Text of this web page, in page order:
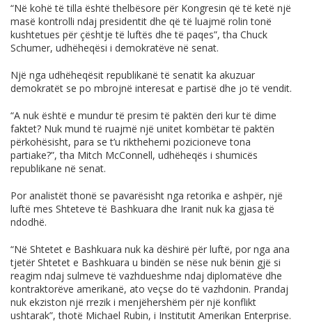
“Në kohë të tilla është thelbësore për Kongresin që të ketë një
masë kontrolli ndaj presidentit dhe që të luajmë rolin tonë
kushtetues për çështje të luftës dhe të paqes”, tha Chuck
Schumer, udhëheqësi i demokratëve në senat.
Një nga udhëheqësit republikanë të senatit ka akuzuar
demokratët se po mbrojnë interesat e partisë dhe jo të vendit.
“A nuk është e mundur të presim të paktën deri kur të dime
faktet? Nuk mund të ruajmë një unitet kombëtar të paktën
përkohësisht, para se t’u rikthehemi pozicioneve tona
partiake?”, tha Mitch McConnell, udhëheqës i shumicës
republikane në senat.
Por analistët thonë se pavarësisht nga retorika e ashpër, një
luftë mes Shteteve të Bashkuara dhe Iranit nuk ka gjasa të
ndodhë.
“Në Shtetet e Bashkuara nuk ka dëshirë për luftë, por nga ana
tjetër Shtetet e Bashkuara u bindën se nëse nuk bënin gjë si
reagim ndaj sulmeve të vazhdueshme ndaj diplomatëve dhe
kontraktorëve amerikanë, ato veçse do të vazhdonin. Prandaj
nuk ekziston një rrezik i menjëhershëm për një konflikt
ushtarak”, thotë Michael Rubin, i Institutit Amerikan Enterprise.